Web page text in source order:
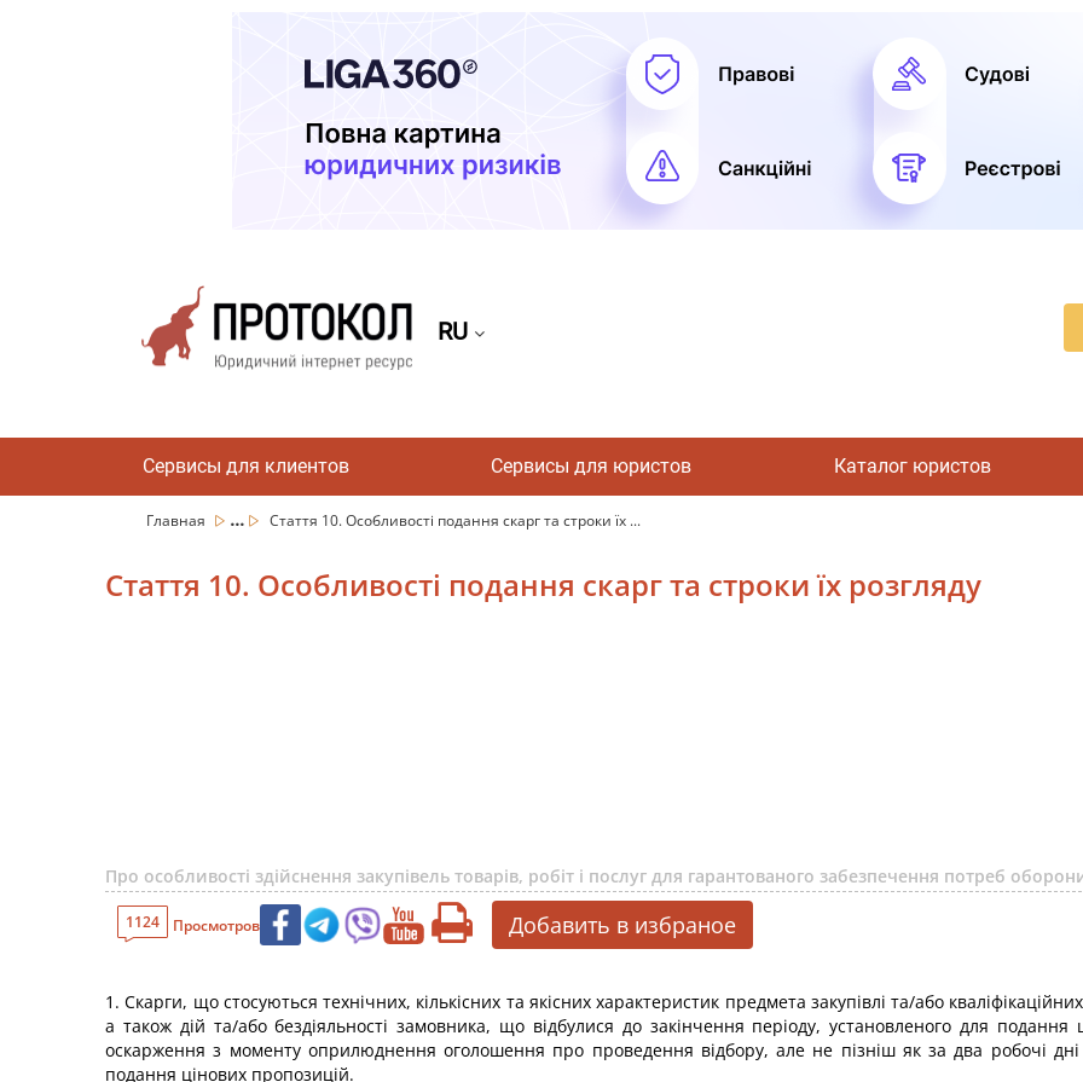
RU
Сервисы для клиентов Сервисы для юристов Каталог юристов
Главная ... Стаття 10. Особливості подання скарг та строки їх ...
Стаття 10. Особливості подання скарг та строки їх розгляду
Про особливості здійснення закупівель товарів, робіт і послуг для гарантованого забезпечення потреб
1124 Просмотров Добавить в избраное
1. Скарги, що стосуються технічних, кількісних та якісних характеристик предмета закупівлі та/або
а також дій та/або бездіяльності замовника, що відбулися до закінчення періоду, установленого для
оскарження з моменту оприлюднення оголошення про проведення відбору, але не пізніш як за два робочі дні
подання цінових пропозицій.